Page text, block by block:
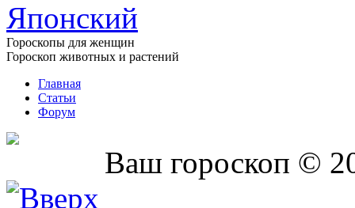
Японский
Гороскопы для женщин
Гороскоп животных и растений
Главная
Статьи
Форум
Ваш гороскоп ©